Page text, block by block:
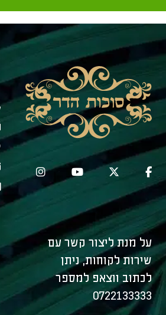
על מנת ליצור קשר עם
שירות לקוחות, ניתן
לכתוב ווצאפ למספר
0722133333